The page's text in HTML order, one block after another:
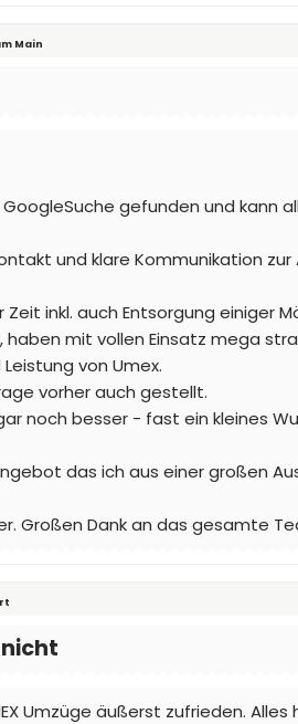
Main
gefunden und
und klare Kommunikation
inkl. auch Entsorgung einiger
haben mit vollen Einsatz mega
von Umex.
vorher auch gestellt.
noch besser - fast ein kleines
das ich aus einer großen
Großen Dank an das gesamte
Umzüge äußerst zufrieden.